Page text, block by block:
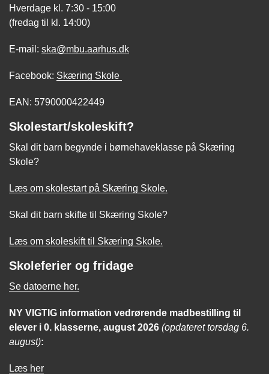
Hverdage kl. 7:30 - 15:00
(fredag til kl. 14:00)
E-mail: ska@mbu.aarhus.dk
Facebook: Skæring Skole
EAN: 5790000422449
Skolestart/skoleskift?
Skal dit barn begynde i børnehaveklasse på Skæring
Skole?
Læs om skolestart på Skæring Skole.
Skal dit barn skifte til Skæring Skole?
Læs om skoleskift til Skæring Skole.
Skoleferier og fridage
Se datoerne her.
NY VIGTIG information vedrørende madbestilling til
elever i 0. klasserne, august 2026 (opdateret torsdag 6.
august):
Læs her